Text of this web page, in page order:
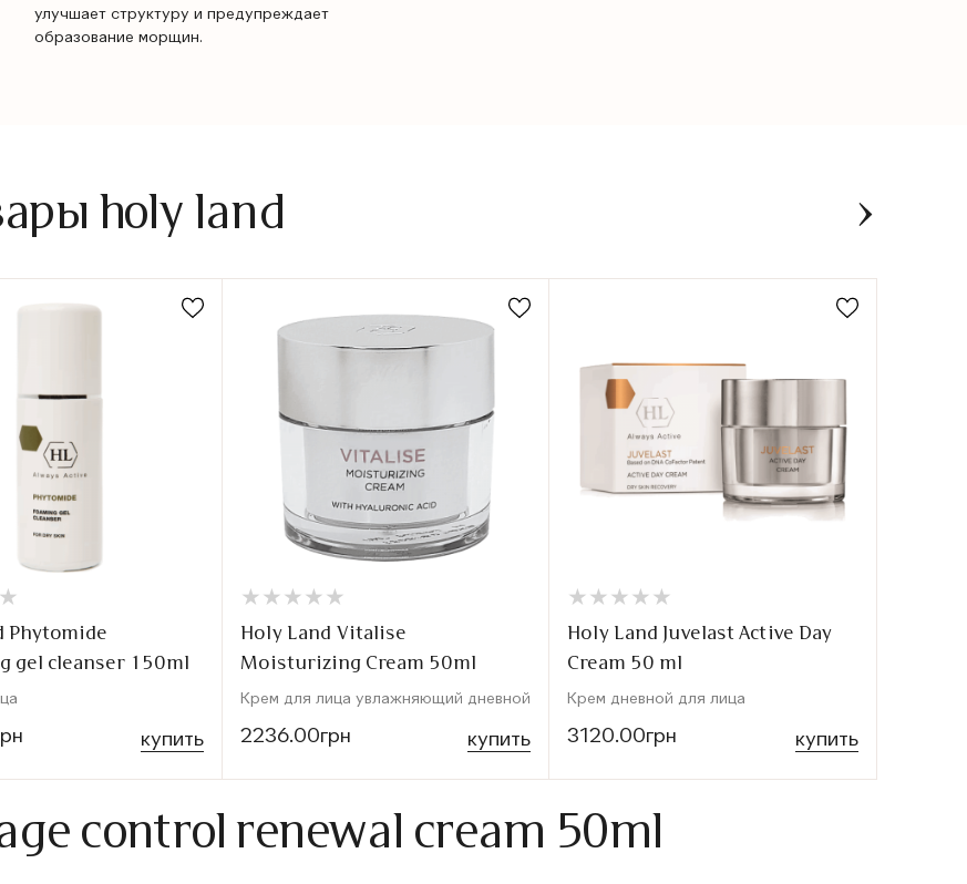
улучшает структуру и предупреждает
образование морщин.
holy land
★
★
Phytomide
gel cleanser 150ml
купить
★
★ ★
★ ★
★ ★
★ ★
★
Holy Land Vitalise
Moisturizing Cream 50ml
Крем для лица увлажняющий дневной
2236.00грн купить
★
★ ★
★ ★
★ ★
★ ★
★
Holy Land Juvelast Active Day
Cream 50 ml
Крем дневной для лица
3120.00грн купить
control renewal cream 50ml